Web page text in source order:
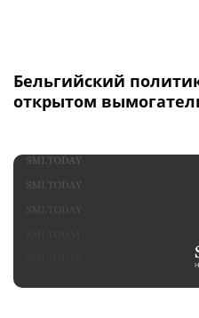
Бельгийский
открытом